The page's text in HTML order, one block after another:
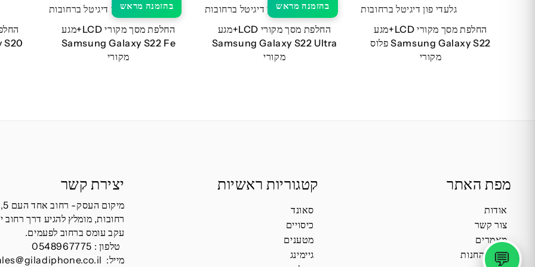
💬
החלפת מסך מקורי LCD+מגע
Samsung Galaxy S22 פלוס
מקורי
בהזמנה מראש
החלפת מסך מקורי LCD+מגע
Samsung Galaxy S22 Ultra
מקורי
בהזמנה מראש
החלפת מסך מקורי LCD+מגע
Samsung Galaxy S22 Fe
מקורי
מפת האתר
אודות
צור קשר
מאמרים
תקנון החנות
קטגוריות ראשיות
סאונד
כיסויים
מטענים
גיימינג
יצירת קשר
מיקום העסק- רחוב אחד העם 5,
רחובות, מומלץ להגיע דרך רחוב
עקב עומס ברחוב לפעמים.
טלפון : 0548967775
מייל: